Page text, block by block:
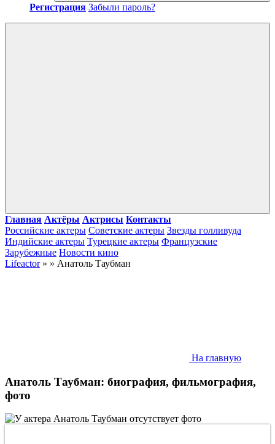
Регистрация Забыли пароль?
Главная Актёры Актрисы Контакты
Российские актеры Советские актеры Звезды голливуда
Индийские актеры Турецкие актеры Французские
Зарубежные Новости кино
Lifeactor» » Анатоль Таубман
На главную
Анатоль Таубман: биография, фильмография,
фото